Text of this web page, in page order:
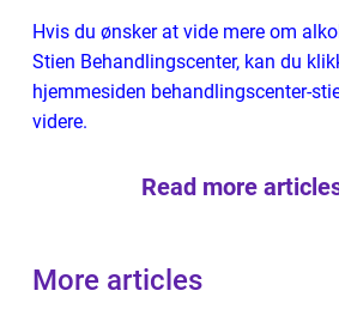
Hvis du ønsker at vide mere om
Stien Behandlingscenter, kan du
hjemmesiden behandlingscenter-
videre.
Read more
More articles